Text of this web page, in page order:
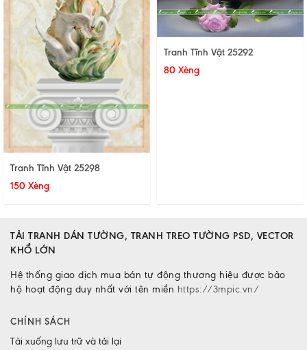
Tranh Tĩnh Vật 25298
150 Xèng
Tranh Tĩnh Vật 25292
80 Xèng
TẢI TRANH DÁN TƯỜNG, TRANH TREO TƯỜNG PSD, VECTOR
KHỔ LỚN
Hệ thống giao dịch mua bán tự động thương hiệu được bảo
hộ hoạt động duy nhất với tên miền https://3mpic.vn/
CHÍNH SÁCH
Tải xuống lưu trữ và tải lại